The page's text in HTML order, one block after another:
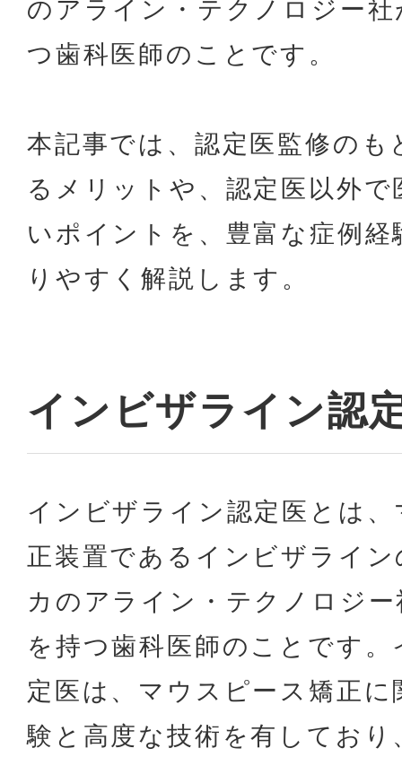
のアライン・テクノロジー
つ歯科医師のことです。
本記事では、認定医監修のも
るメリットや、認定医以外
いポイントを、豊富な症例
りやすく解説します。
インビザライン認
インビザライン認定医とは
正装置であるインビザライ
カのアライン・テクノロジ
を持つ歯科医師のことです
定医は、マウスピース矯正
験と高度な技術を有してお